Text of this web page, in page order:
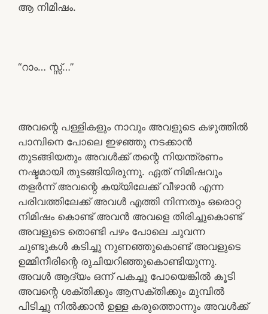
ആ നിമിഷം.
“റാം… സ്സ്…”
അവന്റെ പള്ളികളും നാവും അവളുടെ കഴുത്തിൽ
പാമ്പിനെ പോലെ ഇഴഞ്ഞു നടക്കാൻ
തുടങ്ങിയതും അവൾക്ക് തന്റെ നിയന്ത്രണം
നഷ്ടമായി തുടങ്ങിയിരുന്നു. ഏത് നിമിഷവും
തളർന്ന് അവന്റെ കയ്യിലേക്ക് വീഴാൻ എന്ന
പരിവത്തിലേക്ക് അവൾ എത്തി നിന്നതും ഒരൊറ്റ
നിമിഷം കൊണ്ട് അവൻ അവളെ തിരിച്ചുകൊണ്ട്
അവളുടെ തൊണ്ടി പഴം പോലെ ചുവന്ന
ചുണ്ടുകൾ കടിച്ചു നുണഞ്ഞുകൊണ്ട് അവളുടെ
ഉമ്മിനീരിന്റെ രുചിയറിഞ്ഞുകൊണ്ടിയുന്നു.
അവൾ ആദ്യം ഒന്ന് പകച്ചു പോയെങ്കിൽ കൂടി
അവന്റെ ശക്തിക്കും ആസക്തിക്കും മുമ്പിൽ
പിടിച്ചു നിൽക്കാൻ ഉള്ള കരുത്തൊന്നും അവൾക്ക്